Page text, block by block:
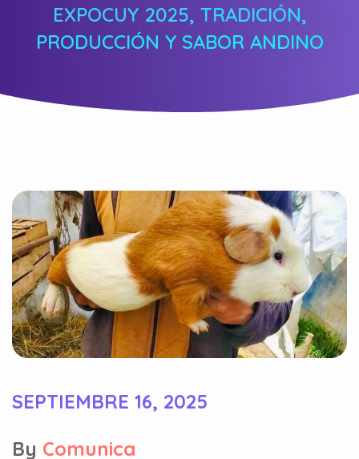
EXPOCUY 2025, TRADICIÓN,
PRODUCCIÓN Y SABOR ANDINO
SEPTIEMBRE 16, 2025
By Comunica